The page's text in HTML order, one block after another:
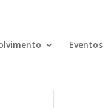
Eventos